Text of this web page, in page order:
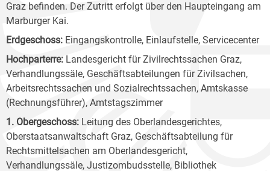
Graz befinden. Der Zutritt erfolgt über den Haupteingang am
Marburger Kai.
Erdgeschoss: Eingangskontrolle, Einlaufstelle, Servicecenter
Hochparterre: Landesgericht für Zivilrechtssachen Graz,
Verhandlungssäle, Geschäftsabteilungen für Zivilsachen,
Arbeitsrechtssachen und Sozialrechtssachen, Amtskasse
(Rechnungsführer), Amtstagszimmer
1. Obergeschoss: Leitung des Oberlandesgerichtes,
Oberstaatsanwaltschaft Graz, Geschäftsabteilung für
Rechtsmittelsachen am Oberlandesgericht,
Verhandlungssäle, Justizombudsstelle, Bibliothek